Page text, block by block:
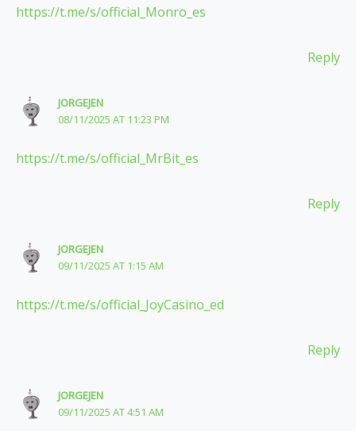
https://t.me/s/official_Monro_es
Reply
JORGEJEN
08/11/2025 AT 11:23 PM
https://t.me/s/official_MrBit_es
Reply
JORGEJEN
09/11/2025 AT 1:15 AM
https://t.me/s/official_JoyCasino_ed
Reply
JORGEJEN
09/11/2025 AT 4:51 AM